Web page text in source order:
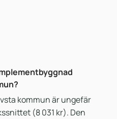
kommun är ungefär
(8 031 kr). Den